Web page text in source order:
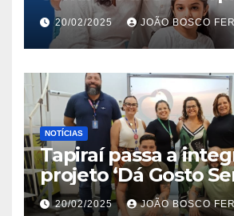
Jardim São Carlos
20/02/2025 JOÃO BOSCO
NOTÍCIAS
Tapiraí passa a
projeto ‘Dá Gosto
Ribeira’ | ASN São
20/02/2025 JOÃO BOSCO